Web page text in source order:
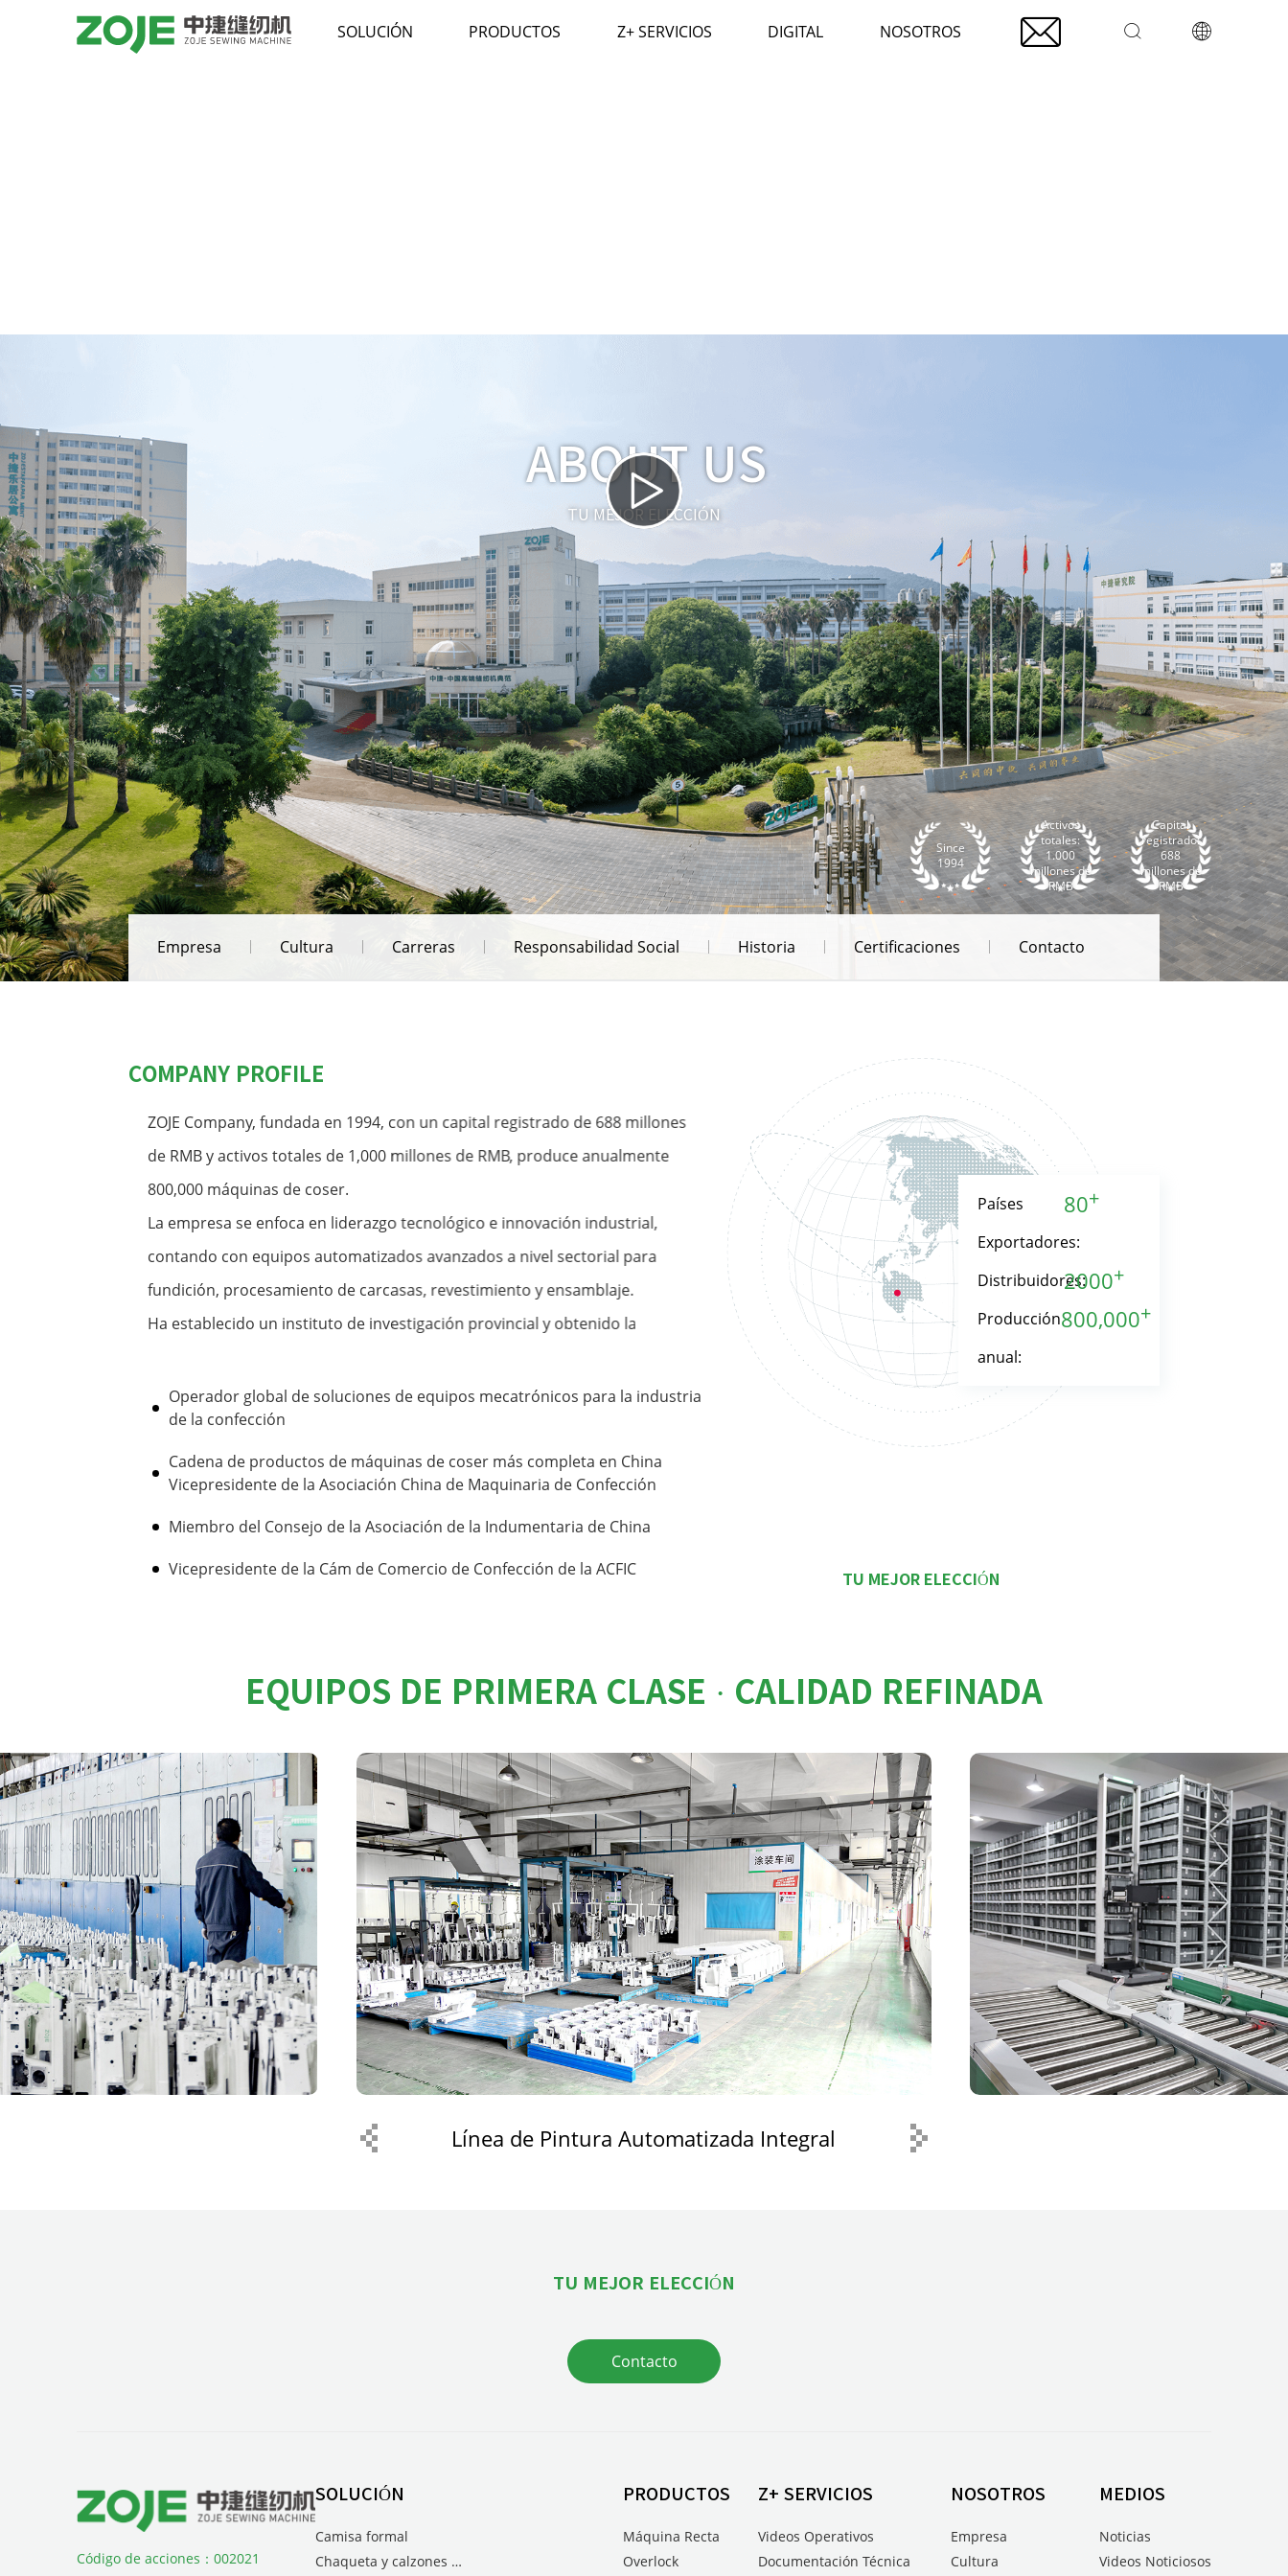
SOLUCIÓN PRODUCTOS Z+ SERVICIOS DIGITAL NOSOTROS   
ABOUT US
TU MEJOR ELECCIÓN
Since
1994
Activos
totales:
1.000
millones de
RMB
Capital
registrado:
688
millones de
RMB
Empresa Cultura Carreras Responsabilidad Social Historia Certificaciones Contacto
COMPANY PROFILE
ZOJE Company, fundada en 1994, con un capital registrado de 688 millones
de RMB y activos totales de 1,000 millones de RMB, produce anualmente
800,000 máquinas de coser.
La empresa se enfoca en liderazgo tecnológico e innovación industrial,
contando con equipos automatizados avanzados a nivel sectorial para
fundición, procesamiento de carcasas, revestimiento y ensamblaje.
Ha establecido un instituto de investigación provincial y obtenido la
Equipos internacionalizados y tecnología avanzada se traducen en una
calidad excepcional, formando una ventaja única de aglomeración
industrial.
Con una gama completa de productos y calidad superior, goza de alta
notoriedad y reputación de marca en el mercado internacional, siendo
ampliamente preferida por usuarios tanto nacionales como extranjeros.
Operador global de soluciones de equipos mecatrónicos para la industria
de la confección
Cadena de productos de máquinas de coser más completa en China
Vicepresidente de la Asociación China de Maquinaria de Confección
Miembro del Consejo de la Asociación de la Indumentaria de China
Vicepresidente de la Cám de Comercio de Confección de la ACFIC
Países
Exportadores:
80+
Distribuidores:2000+
Producción
anual:
800,000+
TU MEJOR ELECCIÓN
EQUIPOS DE PRIMERA CLASE · CALIDAD REFINADA
Almacenamiento Inteligente
TU MEJOR ELECCIÓN
Contacto
Código de acciones：002021
SOLUCIÓN
Camisa formal
Chaqueta y calzones para hombre
PRODUCTOS
Máquina Recta
Overlock
Z+ SERVICIOS
Videos Operativos
Documentación Técnica
NOSOTROS
Empresa
Cultura
MEDIOS
Noticias
Videos Noticiosos